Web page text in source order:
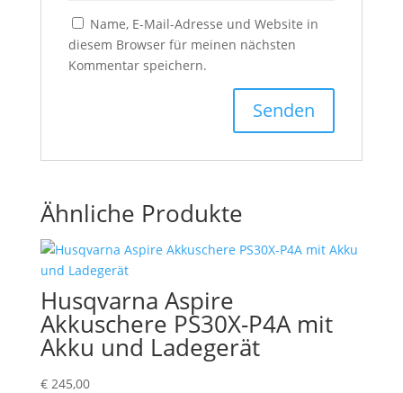
Name, E-Mail-Adresse und Website in
diesem Browser für meinen nächsten
Kommentar speichern.
Ähnliche Produkte
Husqvarna Aspire
Akkuschere PS30X-P4A mit
Akku und Ladegerät
€245,00